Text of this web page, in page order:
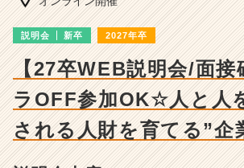
ン
チ
ャ
ー・
成
長
企
説明会 新卒 2027年卒
【27卒WEB説明会/面接
ラOFF参加OK☆人と人
される人財を育てる”企